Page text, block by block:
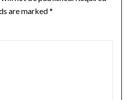
are marked*